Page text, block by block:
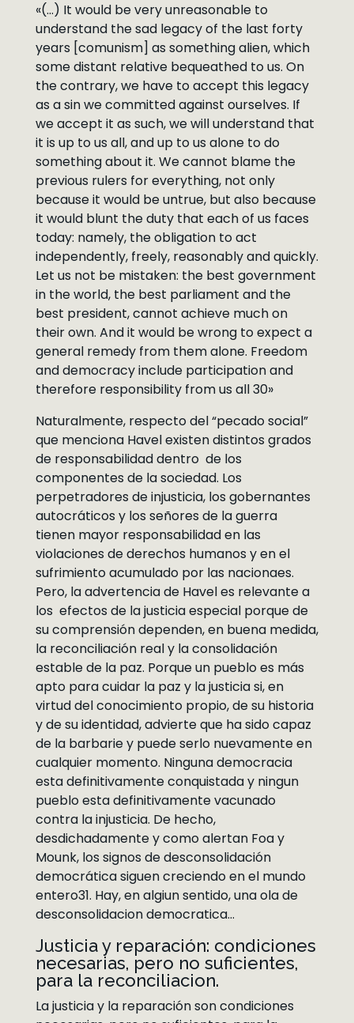
«(…) It would be very unreasonable to
understand the sad legacy of the last forty
years [comunism] as something alien, which
some distant relative bequeathed to us. On
the contrary, we have to accept this legacy
as a sin we committed against ourselves. If
we accept it as such, we will understand that
it is up to us all, and up to us alone to do
something about it. We cannot blame the
previous rulers for everything, not only
because it would be untrue, but also because
it would blunt the duty that each of us faces
today: namely, the obligation to act
independently, freely, reasonably and quickly.
Let us not be mistaken: the best government
in the world, the best parliament and the
best president, cannot achieve much on
their own. And it would be wrong to expect a
general remedy from them alone. Freedom
and democracy include participation and
therefore responsibility from us all 30»
Naturalmente, respecto del “pecado social”
que menciona Havel existen distintos grados
de responsabilidad dentro de los
componentes de la sociedad. Los
perpetradores de injusticia, los gobernantes
autocráticos y los señores de la guerra
tienen mayor responsabilidad en las
violaciones de derechos humanos y en el
sufrimiento acumulado por las nacionaes.
Pero, la advertencia de Havel es relevante a
los efectos de la justicia especial porque de
su comprensión dependen, en buena medida,
la reconciliación real y la consolidación
estable de la paz. Porque un pueblo es más
apto para cuidar la paz y la justicia si, en
virtud del conocimiento propio, de su historia
y de su identidad, advierte que ha sido capaz
de la barbarie y puede serlo nuevamente en
cualquier momento. Ninguna democracia
esta definitivamente conquistada y ningun
pueblo esta definitivamente vacunado
contra la injusticia. De hecho,
desdichadamente y como alertan Foa y
Mounk, los signos de desconsolidación
democrática siguen creciendo en el mundo
entero31. Hay, en algiun sentido, una ola de
desconsolidacion democratica…
Justicia y reparación: condiciones
necesarias, pero no suficientes,
para la reconciliacion.
La justicia y la reparación son condiciones